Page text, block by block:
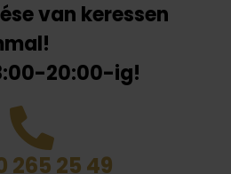
van keressen
20:00-ig!
265 25 49